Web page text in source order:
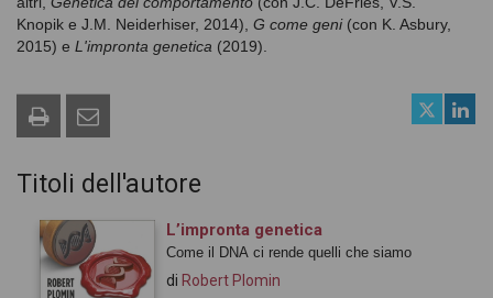
Knopik e J.M. Neiderhiser, 2014), G come geni(con K. Asbury,
2015) e L'impronta genetica (2019).
Titoli dell'autore
L’impronta genetica
Come il DNA ci rende quelli che siamo
di Robert Plomin